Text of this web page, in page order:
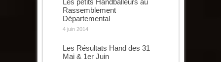
Les petits Handballeurs au
Rassemblement
Départemental
4 juin 2014
Les Résultats Hand des 31
Mai & 1er Juin